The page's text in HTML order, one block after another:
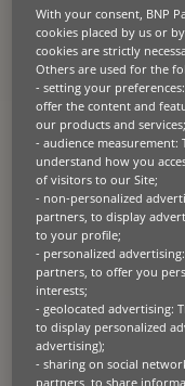
plaines des Pouilles,
son genre. La passion
pour son métier
vignobles anciens, ses
Mais le viticulteur ne se
être un pionnier à la
développement durable.
Le défi
Polvanera a lancé un
technologie plus
l’empreinte
Primitivo et d’autres
technologie plus
fructifier son activité
Combiner la tradition et
résultats optimaux tant
With your consent, BNP
cookies placed by us or
cookies are strictly
Others are used for the
- setting your
offer the content and
our products and services;
- audience
understand how you
of visitors to our Site;
- non-personalized
partners, to display
to your profile;
- personalized
partners, to offer you
interests;
- geolocated advertising:
to display personalized
advertising);
- sharing on social